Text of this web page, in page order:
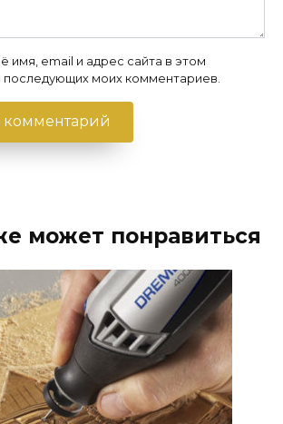
имя, email и адрес сайта в этом
последующих моих комментариев.
может понравиться